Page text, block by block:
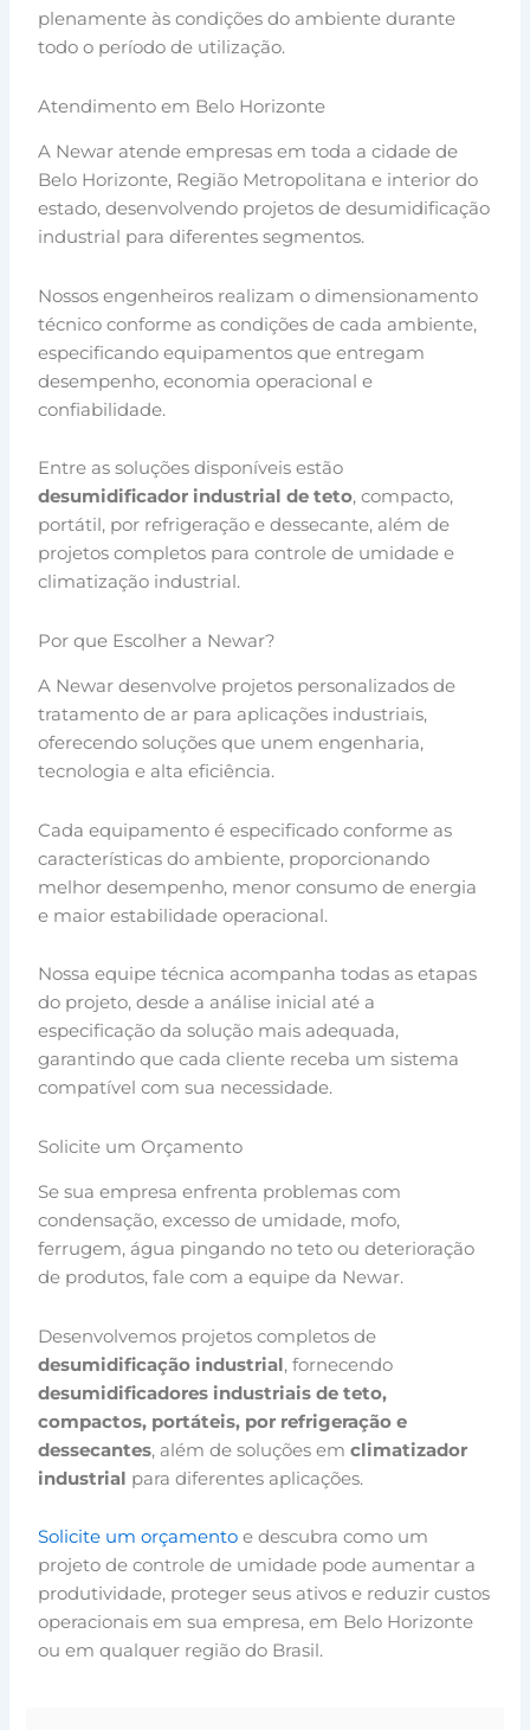
plenamente às condições do ambiente durante
todo o período de utilização.
Atendimento em Belo Horizonte
A Newar atende empresas em toda a cidade de
Belo Horizonte, Região Metropolitana e interior do
estado, desenvolvendo projetos de desumidificação
industrial para diferentes segmentos.
Nossos engenheiros realizam o dimensionamento
técnico conforme as condições de cada ambiente,
especificando equipamentos que entregam
desempenho, economia operacional e
confiabilidade.
Entre as soluções disponíveis estão
desumidificador industrial de teto, compacto,
portátil, por refrigeração e dessecante, além de
projetos completos para controle de umidade e
climatização industrial.
Por que Escolher a Newar?
A Newar desenvolve projetos personalizados de
tratamento de ar para aplicações industriais,
oferecendo soluções que unem engenharia,
tecnologia e alta eficiência.
Cada equipamento é especificado conforme as
características do ambiente, proporcionando
melhor desempenho, menor consumo de energia
e maior estabilidade operacional.
Nossa equipe técnica acompanha todas as etapas
do projeto, desde a análise inicial até a
especificação da solução mais adequada,
garantindo que cada cliente receba um sistema
compatível com sua necessidade.
Solicite um Orçamento
Se sua empresa enfrenta problemas com
condensação, excesso de umidade, mofo,
ferrugem, água pingando no teto ou deterioração
de produtos, fale com a equipe da Newar.
Desenvolvemos projetos completos de
desumidificação industrial, fornecendo
desumidificadores industriais de teto,
compactos, portáteis, por refrigeração e
dessecantes, além de soluções emclimatizador
industrial para diferentes aplicações.
Solicite um orçamento e descubra como um
projeto de controle de umidade pode aumentar a
produtividade, proteger seus ativos e reduzir custos
operacionais em sua empresa, em Belo Horizonte
ou em qualquer região do Brasil.